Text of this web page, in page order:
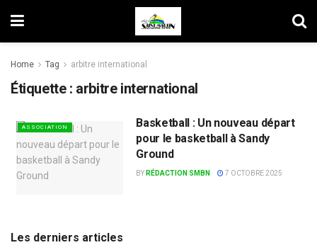
Home Tag arbitre international
Étiquette : arbitre international
ASSOCIATION
Basketball : Un nouveau départ
pour le basketball à Sandy
Ground
BY RÉDACTION SMBN 7 OCTOBRE 2025
Les derniers articles